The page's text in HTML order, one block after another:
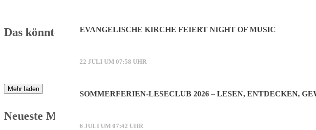
EVANGELISCHE KIRCHE FEIERT NIGHT OF MUSIC
22 JULI UM 07:58 UHR
SOMMERFERIEN-LESECLUB 2026 – LESEN, ENTDECKEN,
6 JULI UM 07:42 UHR
Das könnte Sie auch interessieren:
Mehr laden
Neueste Meldungen: